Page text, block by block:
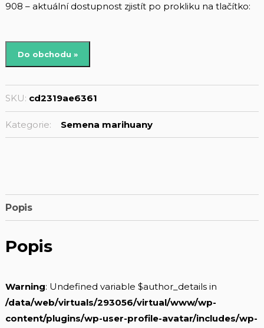
908 – aktuální dostupnost zjistít po prokliku na tlačítko:
Do obchodu »
SKU: cd2319ae6361
Kategorie: Semena marihuany
Popis
Popis
Warning: Undefined variable $author_details in
/data/web/virtuals/293056/virtual/www/wp-
content/plugins/wp-user-profile-avatar/includes/wp-